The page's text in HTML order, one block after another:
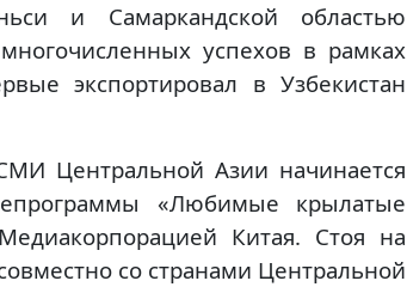
и Самаркандской областью
успехов в рамках
экспортировал в Узбекистан
Центральной Азии начинается
«Любимые крылатые
Китая. Стоя на
со странами Центральной